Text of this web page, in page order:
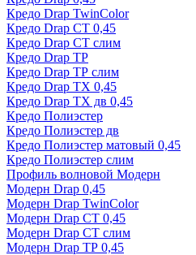
Кредо Drap TwinColor
Кредо Drap СТ 0,45
Кредо Drap СТ слим
Кредо Drap ТР
Кредо Drap ТР слим
Кредо Drap ТХ 0,45
Кредо Drap ТХ дв 0,45
Кредо Полиэстер
Кредо Полиэстер дв
Кредо Полиэстер матовый 0,45
Кредо Полиэстер слим
Профиль волновой Модерн
Модерн Drap 0,45
Модерн Drap TwinColor
Модерн Drap СТ 0,45
Модерн Drap СТ слим
Модерн Drap ТР 0,45